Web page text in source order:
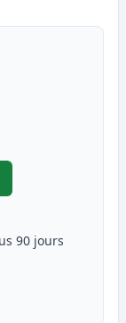
(TN3130)
90 jours